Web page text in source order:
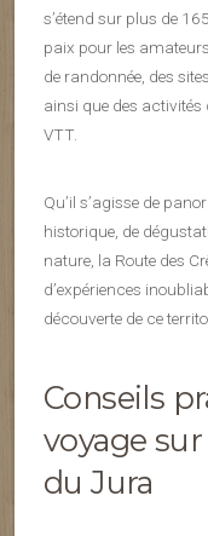
s’étend sur plus de
paix pour les
de randonnée, des
ainsi que des activités
VTT.
Qu’il s’agisse de
historique, de
nature, la Route des
d’expériences
découverte de ce
Conseils
voyage
du Jura